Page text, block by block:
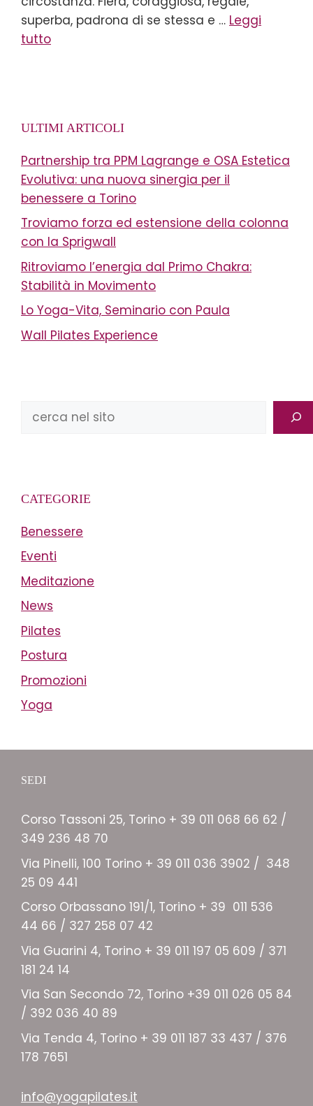
superba, padrona di se stessa e … Leggi
tutto
ULTIMI ARTICOLI
Partnership tra PPM Lagrange e OSA Estetica
Evolutiva: una nuova sinergia per il
benessere a Torino
Troviamo forza ed estensione della colonna
con la Sprigwall
Ritroviamo l’energia dal Primo Chakra:
Stabilità in Movimento
Lo Yoga-Vita, Seminario con Paula
Wall Pilates Experience
CATEGORIE
Benessere
Eventi
Meditazione
News
Pilates
Postura
Promozioni
Yoga
SEDI
Corso Tassoni 25, Torino + 39 011 068 66 62 /
349 236 48 70
Via Pinelli, 100 Torino + 39 011 036 3902 / 348
25 09 441
Corso Orbassano 191/1, Torino + 39 011 536
44 66 / 327 258 07 42
Via Guarini 4, Torino + 39 011 197 05 609 / 371
181 24 14
Via San Secondo 72, Torino +39 011 026 05 84
/ 392 036 40 89
Via Tenda 4, Torino + 39 011 187 33 437 / 376
178 7651
info@yogapilates.it